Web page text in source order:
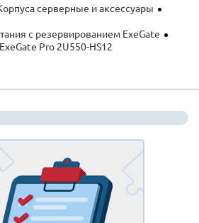
ОПЛАТА
ГАРАНТИЯ
АКЦИИ
серверные и аксессуары
с резервированием ExeGate
Pro 2U550-HS12